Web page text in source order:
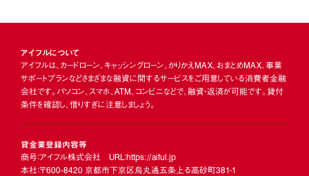
アイフルについて
アイフルは、カードローン、キャッシングローン、かりかえMAX、おまとめMAX、事業
サポートプランなどさまざまな融資に関するサービスをご用意している消費者金融
会社です。パソコン、スマホ、ATM、コンビニなどで、融資・返済が可能です。貸付
条件を確認し、借りすぎに注意しましょう。
貸金業登録内容等
商号：アイフル株式会社 URL：https://aiful.jp
本社：〒600-8420 京都市下京区烏丸通五条上る高砂町381-1